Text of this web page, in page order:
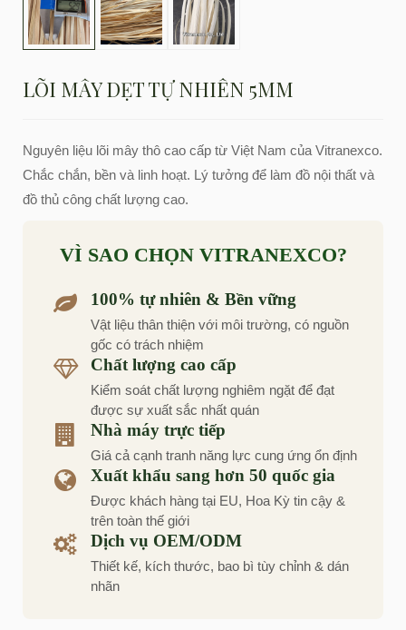
LÕI MÂY DẸT TỰ NHIÊN 5MM
Nguyên liệu lõi mây thô cao cấp từ Việt Nam của Vitranexco.
Chắc chắn, bền và linh hoạt. Lý tưởng để làm đồ nội thất và
đồ thủ công chất lượng cao.
VÌ SAO CHỌN VITRANEXCO?
100% tự nhiên & Bền vững
Vật liệu thân thiện với môi trường, có nguồn
gốc có trách nhiệm
Chất lượng cao cấp
Kiểm soát chất lượng nghiêm ngặt để đạt
được sự xuất sắc nhất quán
Nhà máy trực tiếp
Giá cả cạnh tranh năng lực cung ứng ổn định
Xuất khẩu sang hơn 50 quốc gia
Được khách hàng tại EU, Hoa Kỳ tin cậy &
trên toàn thế giới
Dịch vụ OEM/ODM
Thiết kế, kích thước, bao bì tùy chỉnh & dán
nhãn